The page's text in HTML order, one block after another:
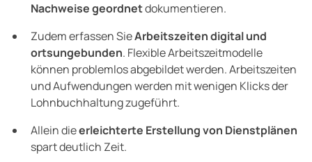
Nachweise geordnetdokumentieren.
Zudem erfassen SieArbeitszeiten digital und
ortsungebunden. Flexible Arbeitszeitmodelle
können problemlos abgebildet werden. Arbeitszeiten
und Aufwendungen werden mit wenigen Klicks der
Lohnbuchhaltung zugeführt.
Allein dieerleichterte Erstellung von Dienstplänen
spart deutlich Zeit.